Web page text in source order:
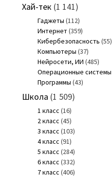
Хай-тек (1 141)
Гаджеты (112)
Интернет(359)
Кибербезопасность (55)
Компьютеры (37)
Нейросети, ИИ (485)
Операционные системы
Программы (43)
Школа (1 509)
1 класс (16)
2 класс (45)
3 класс (103)
4 класс (91)
5 класс (284)
6 класс (332)
7 класс (406)